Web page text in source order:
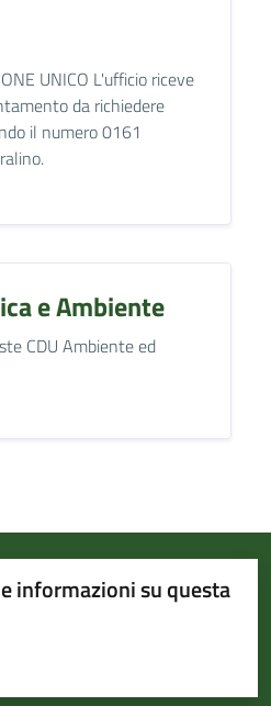
UNICO L'ufficio riceve
da richiedere
il numero 0161
e Ambiente
CDU Ambiente ed
informazioni su questa
su 5
5